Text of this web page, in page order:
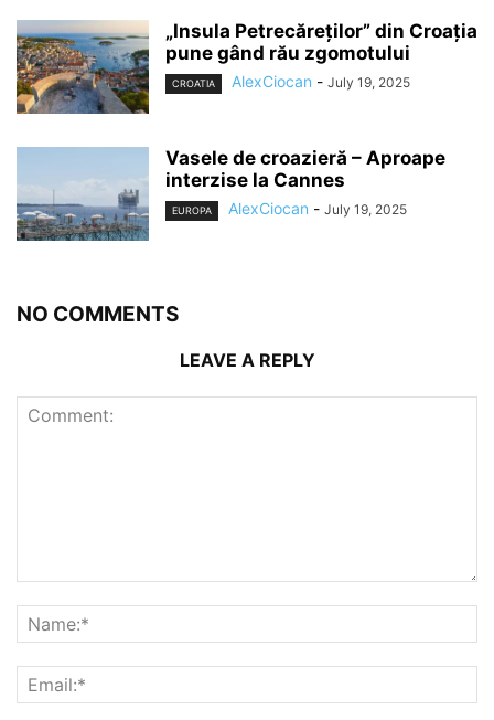
„Insula Petrecăreților” din Croația
pune gând rău zgomotului
CROATIA AlexCiocan - July 19, 2025
Vasele de croazieră – Aproape
interzise la Cannes
EUROPA AlexCiocan - July 19, 2025
NO COMMENTS
LEAVE A REPLY